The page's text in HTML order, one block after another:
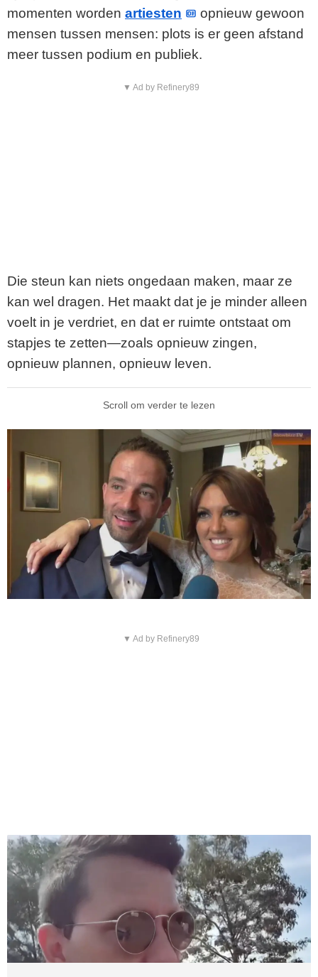
momenten worden artiesten
opnieuw gewoon
mensen tussen mensen: plots is er geen afstand
meer tussen podium en publiek.
▼ Ad by Refinery89
Die steun kan niets ongedaan maken, maar ze
kan wel dragen. Het maakt dat je je minder alleen
voelt in je verdriet, en dat er ruimte ontstaat om
stapjes te zetten—zoals opnieuw zingen,
opnieuw plannen, opnieuw leven.
Scroll om verder te lezen
▼ Ad by Refinery89